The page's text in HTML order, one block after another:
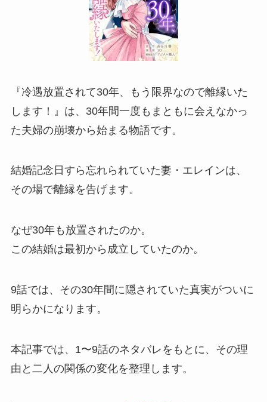
『冷遇放置されて30年、もう限界なので離縁いた
します！』は、30年間一度もまともに会えなかっ
た夫婦の崩壊から始まる物語です。
結婚記念日すら忘れられていた妻・エレインは、
その場で離縁を告げます。
なぜ30年も放置されたのか。
この結婚は最初から成立していたのか。
9話では、その30年間に隠されていた真実がついに
明らかになります。
本記事では、1〜9話のネタバレをもとに、その理
由と二人の関係の変化を整理します。